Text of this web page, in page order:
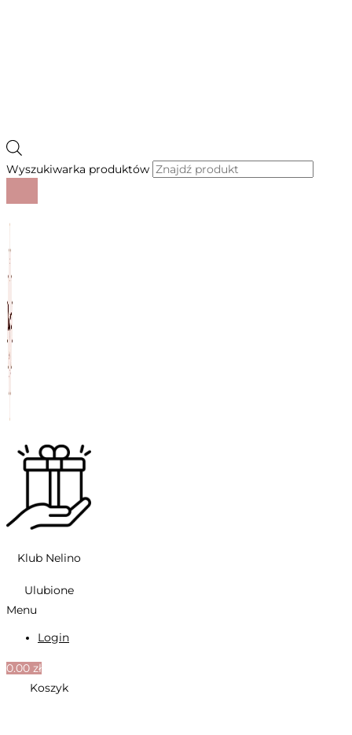
Wyszukiwarka produktów
Klub Nelino
Ulubione
Menu
Login
0.00 zł
Koszyk